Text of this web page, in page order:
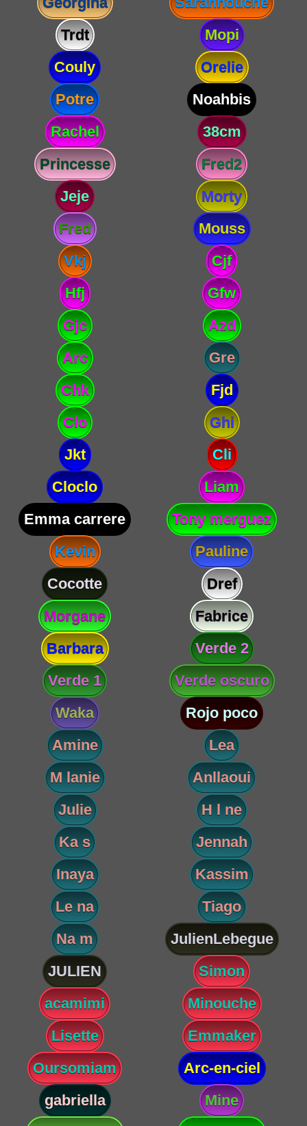
Trdt
Mopi
Couly
Orelie
Potre
Noahbis
Rachel
38cm
Princesse
Fred2
Jeje
Morty
Fred
Mouss
Vkj
Cjf
Hfj
Gfw
Gjc
Azd
Arc
Gre
Chk
Fjd
Clo
Ghi
Jkt
Cli
Cloclo
Liam
Emma carrere
Tony merguez
Kevin
Pauline
Cocotte
Dref
Morgane
Fabrice
Barbara
Verde 2
Verde 1
Verde oscuro
Waka
Rojo poco
Amine
Lea
M lanie
Anllaoui
Julie
H l ne
Ka s
Jennah
Inaya
Kassim
Le na
Tiago
Na m
JulienLebegue
JULIEN
Simon
acamimi
Minouche
Lisette
Emmaker
Oursomiam
Arc-en-ciel
gabriella
Mine